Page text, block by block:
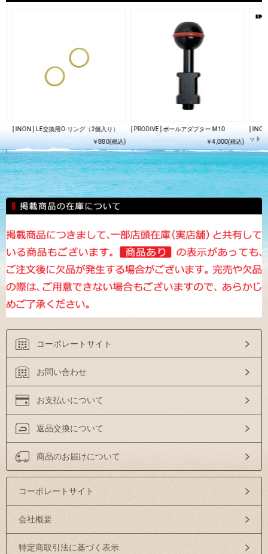
)
[ INON ] LE交換用O-リング（2個入り）
￥880(税込)
[ PRODIVE ] ボールアダプター M10
￥4,000(税込)
[
ット
コーポレートサイト
お問い合わせ
お支払いについて
返品交換について
商品のお届けについて
コーポレートサイト
会社概要
特定商取引法に基づく表示